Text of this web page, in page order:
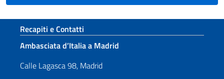
Sezione footer
Recapiti e Contatti
Ambasciata d’Italia a Madrid
Calle Lagasca 98, Madrid